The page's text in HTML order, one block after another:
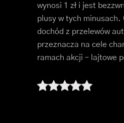
wynosi 1 zł i jest
plusy w tych minusach.
dochód z przelewów
przeznacza na cele
ramach akcji – lajtowe